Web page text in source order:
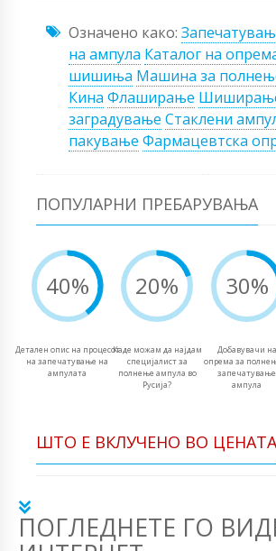
Означено како:
на ампула Каталог на
шишиња Машина за
Кина Флаширање
заградување Стаклени
пакување Фармацевтска
ПОПУЛАРНИ ПРЕБАРУВАЊА
40%
Детален опис на процесот
на запечатување на
ампулата
20%
Каде можам да најдам
специјалист за
полнење ампула во
Русија?
30%
Добавувачи на
опрема за
запечатување
ампула
ШТО Е ВКЛУЧЕНО ВО ЦЕНАТА
ПОГЛЕДНЕТЕ ГО